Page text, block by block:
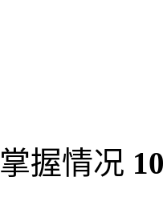
掌握情况